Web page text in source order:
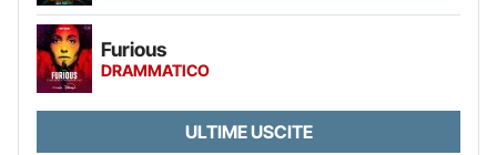
Furious
DRAMMATICO
ULTIME USCITE